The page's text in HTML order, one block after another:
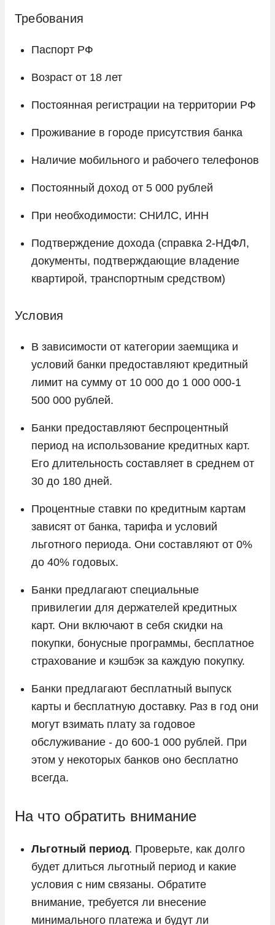
Требования
Паспорт РФ
Возраст от 18 лет
Постоянная регистрации на территории РФ
Проживание в городе присутствия банка
Наличие мобильного и рабочего телефонов
Постоянный доход от 5 000 рублей
При необходимости: СНИЛС, ИНН
Подтверждение дохода (справка 2-НДФЛ,
документы, подтверждающие владение
квартирой, транспортным средством)
Условия
В зависимости от категории заемщика и
условий банки предоставляют кредитный
лимит на сумму от 10 000 до 1 000 000-1
500 000 рублей.
Банки предоставляют беспроцентный
период на использование кредитных карт.
Его длительность составляет в среднем от
30 до 180 дней.
Процентные ставки по кредитным картам
зависят от банка, тарифа и условий
льготного периода. Они составляют от 0%
до 40% годовых.
Банки предлагают специальные
привилегии для держателей кредитных
карт. Они включают в себя скидки на
покупки, бонусные программы, бесплатное
страхование и кэшбэк за каждую покупку.
Банки предлагают бесплатный выпуск
карты и бесплатную доставку. Раз в год они
могут взимать плату за годовое
обслуживание - до 600-1 000 рублей. При
этом у некоторых банков оно бесплатно
всегда.
На что обратить внимание
Льготный период. Проверьте, как долго
будет длиться льготный период и какие
условия с ним связаны. Обратите
внимание, требуется ли внесение
минимального платежа и будут ли